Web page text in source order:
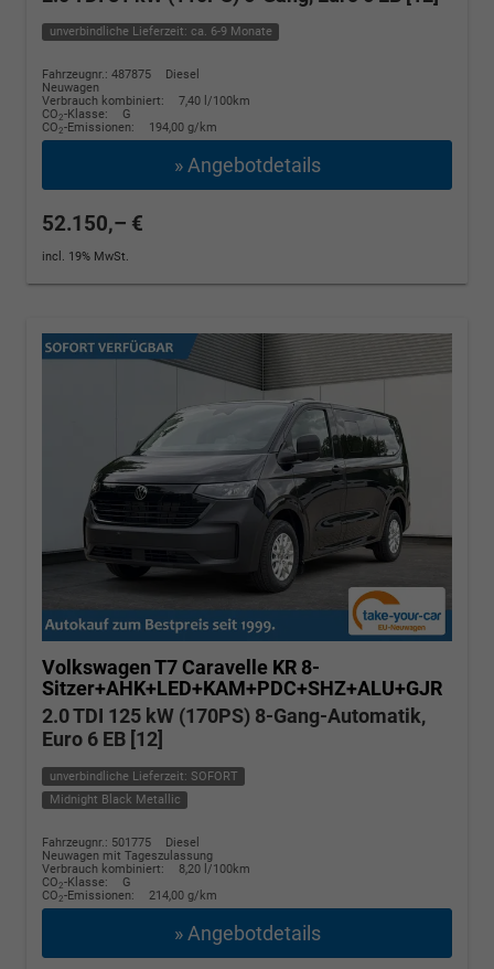
unverbindliche Lieferzeit: ca. 6-9 Monate
Fahrzeugnr.: 487875
Diesel
Neuwagen
Verbrauch kombiniert:
7,40 l/100km
CO2-Klasse:
G
CO2-Emissionen: 194,00 g/km
» Angebotdetails
52.150,– €
incl. 19% MwSt.
Volkswagen T7 Caravelle KR 8-
Sitzer+AHK+LED+KAM+PDC+SHZ+ALU+GJR
2.0 TDI 125 kW (170PS) 8-Gang-Automatik,
Euro 6 EB [12]
unverbindliche Lieferzeit: SOFORT
Midnight Black Metallic
Fahrzeugnr.: 501775
Diesel
Neuwagen mit Tageszulassung
Verbrauch kombiniert:
8,20 l/100km
CO2-Klasse:
G
CO2-Emissionen: 214,00 g/km
» Angebotdetails